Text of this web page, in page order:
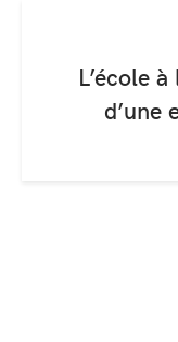
L’école
d’une